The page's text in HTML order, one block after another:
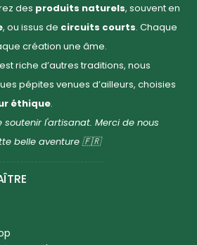
des produits naturels, souvent en
, ou issus de circuits courts. Chaque
création une âme.
riche d’autres traditions, nous
pépites venues d’ailleurs, choisies
éthique.
soutenir l'artisanat. Merci de nous
belle aventure 🇫🇷